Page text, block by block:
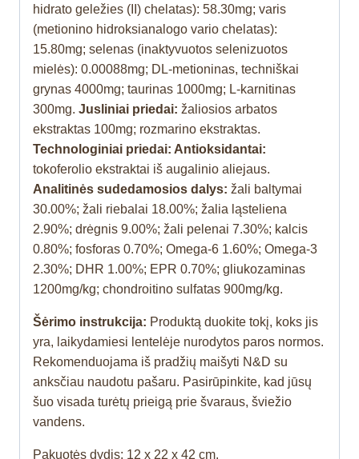
hidrato geležies (II) chelatas): 58.30mg; varis
(metionino hidroksianalogo vario chelatas):
15.80mg; selenas (inaktyvuotos selenizuotos
mielės): 0.00088mg; DL-metioninas, techniškai
grynas 4000mg; taurinas 1000mg; L-karnitinas
300mg. Jusliniai priedai: žaliosios arbatos
ekstraktas 100mg; rozmarino ekstraktas.
Technologiniai priedai: Antioksidantai:
tokoferolio ekstraktai iš augalinio aliejaus.
Analitinės sudedamosios dalys: žali baltymai
30.00%; žali riebalai 18.00%; žalia ląsteliena
2.90%; drėgnis 9.00%; žali pelenai 7.30%; kalcis
0.80%; fosforas 0.70%; Omega‐6 1.60%; Omega‐3
2.30%; DHR 1.00%; EPR 0.70%; gliukozaminas
1200mg/kg; chondroitino sulfatas 900mg/kg.
Šėrimo instrukcija: Produktą duokite tokį, koks jis
yra, laikydamiesi lentelėje nurodytos paros normos.
Rekomenduojama iš pradžių maišyti N&D su
anksčiau naudotu pašaru. Pasirūpinkite, kad jūsų
šuo visada turėtų prieigą prie švaraus, šviežio
vandens.
Pakuotės dydis: 12 x 22 x 42 cm.